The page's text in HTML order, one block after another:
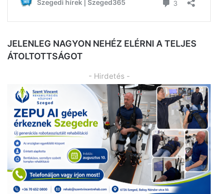
JELENLEG NAGYON NEHÉZ ELÉRNI A TELJES
ÁTOLTOTTSÁGOT
- Hirdetés -